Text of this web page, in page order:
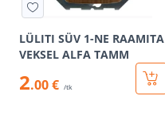
LÜLITI SÜV 1-NE RAAMITA
VEKSEL ALFA TAMM
2.00 € /tk